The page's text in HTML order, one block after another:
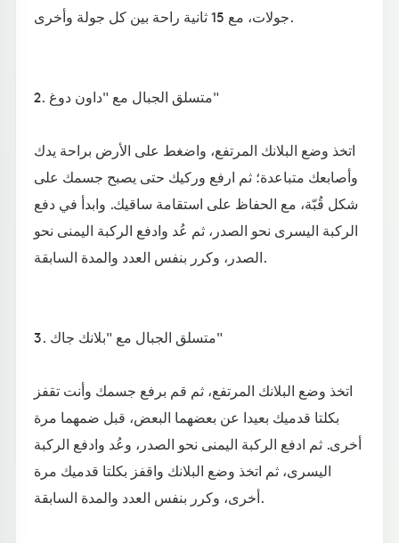
جولات، مع 15 ثانية راحة بين كل جولة وأخرى.
2. متسلق الجبال مع "داون دوغ"
اتخذ وضع البلانك المرتفع، واضغط على الأرض براحة يدك
وأصابعك متباعدة؛ ثم ارفع وركيك حتى يصبح جسمك على
شكل قُبّة، مع الحفاظ على استقامة ساقيك. وابدأ في دفع
الركبة اليسرى نحو الصدر، ثم عُد وادفع الركبة اليمنى نحو
الصدر، وكرر بنفس العدد والمدة السابقة.
3. متسلق الجبال مع "بلانك جاك"
اتخذ وضع البلانك المرتفع، ثم قم برفع جسمك وأنت تقفز
بكلتا قدميك بعيدا عن بعضهما البعض، قبل ضمهما مرة
أخرى. ثم ادفع الركبة اليمنى نحو الصدر، وعُد وادفع الركبة
اليسرى، ثم اتخذ وضع البلانك واقفز بكلتا قدميك مرة
أخرى، وكرر بنفس العدد والمدة السابقة.